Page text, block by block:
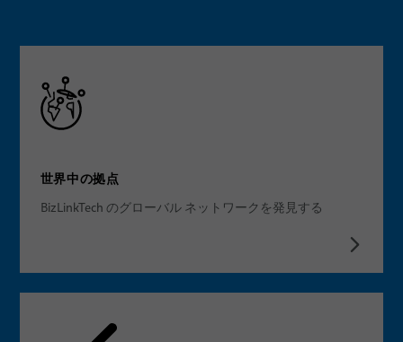
世界中の拠点
BizLinkTech のグローバル ネットワークを発見する